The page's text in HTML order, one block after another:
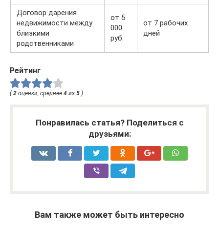
Договор дарения
недвижимости между
близкими
родственниками
от 5
000
руб.
от 7 рабочих
дней
Рейтинг
( 2 оценки, среднее 4 из 5 )
Понравилась статья? Поделиться с
друзьями:
Вам также может быть интересно